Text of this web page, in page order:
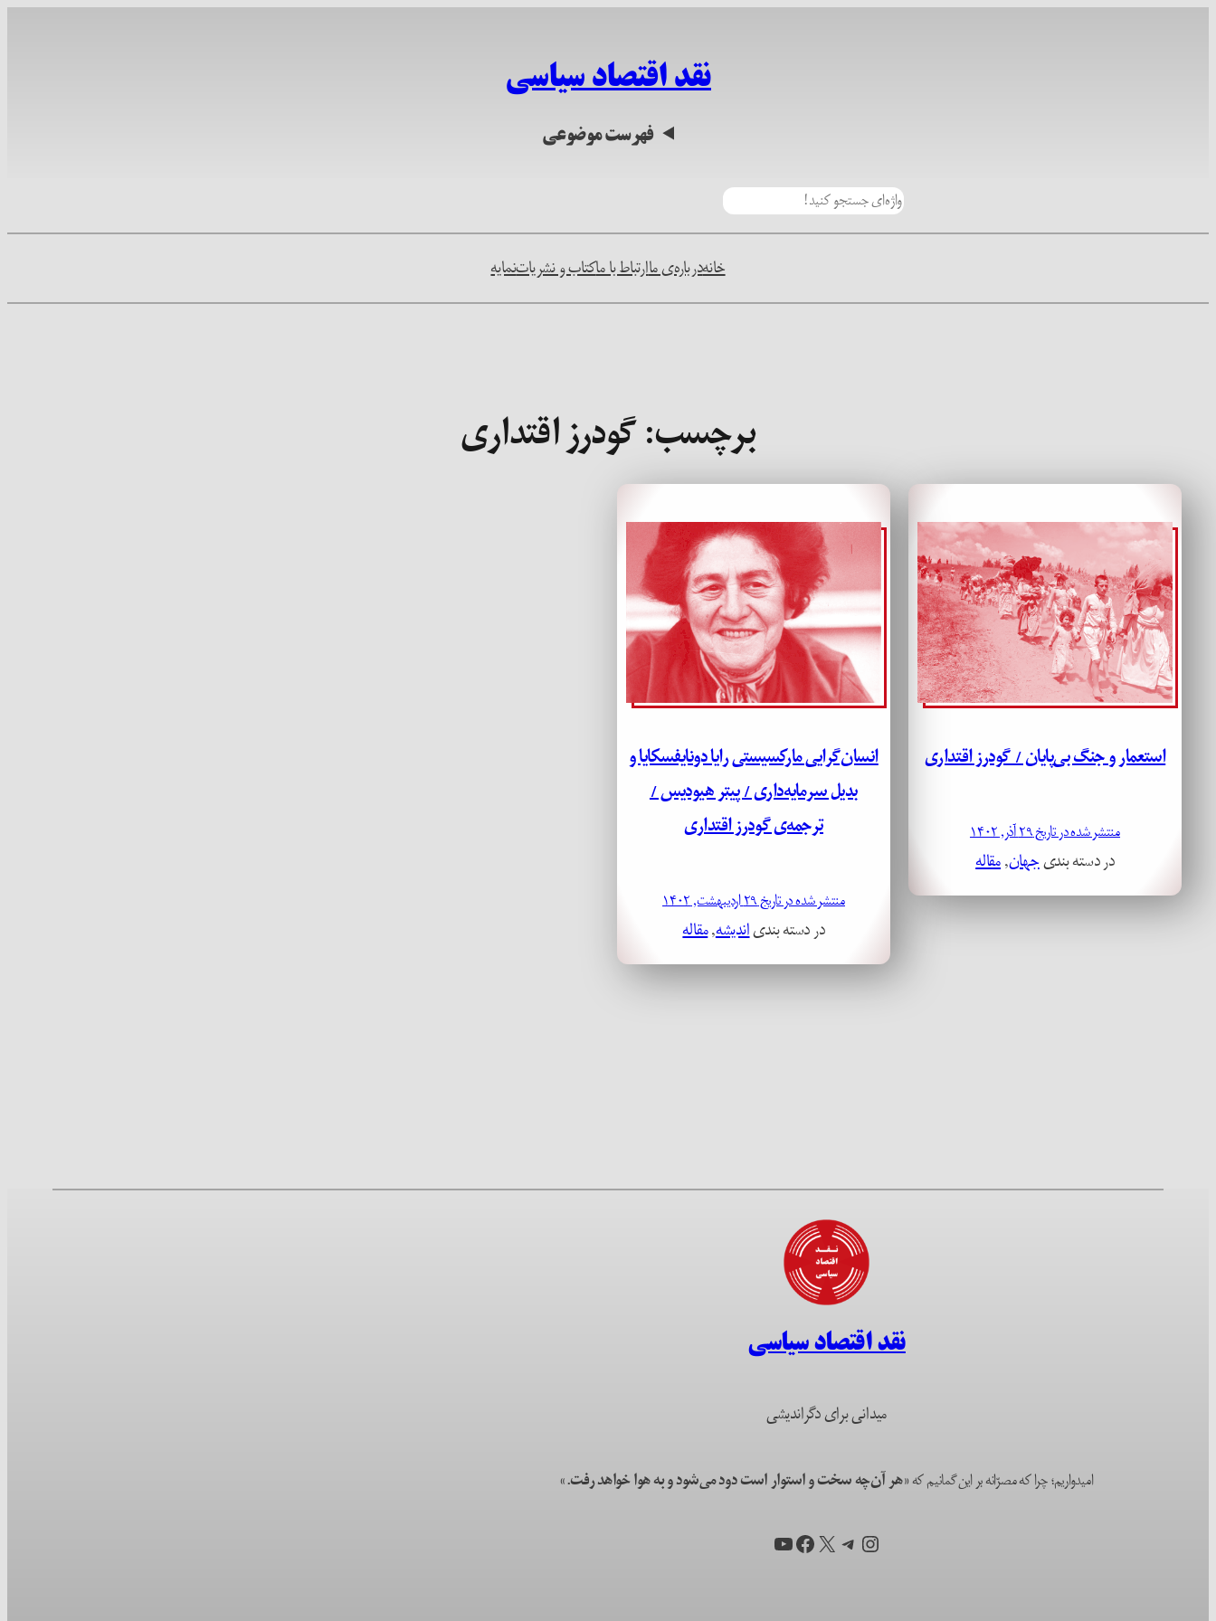
نقد اقتصاد سیاسی
فهرست موضوعی
خانهدرباره‌ی ماارتباط با ماکتاب و نشریاتنمایه
برچسب:گودرز اقتداری
استعمار و جنگ بی‌پایان / گودرز اقتداری
منتشر شده در تاریخ ۲۹ آذر, ۱۴۰۲
در دسته بندیجهان, مقاله
انسان‌گرایی مارکسیستی رایا دونایفسکایا و
بدیل سرمایه‌داری / پیتر هیودیس /
ترجمه‌ی گودرز اقتداری
منتشر شده در تاریخ ۲۹ اردیبهشت, ۱۴۰۲
در دسته بندیاندیشه, مقاله
نقد اقتصاد سیاسی
میدانی برای دگراندیشی
امیدواریم؛ چرا که مصرّانه بر این گمانیم که«هر آن‌چه سخت و استوار است دود می‌شود و به هوا خواهد رفت.»
اینستاگرم
تلگرام
X فیس‌بوک
یوتیوب